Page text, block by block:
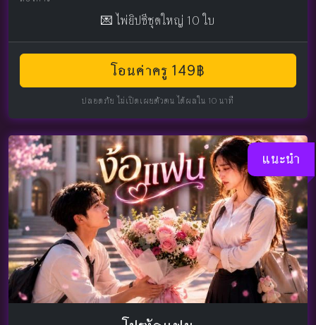
💌 ไพ่ยิปซีชุดใหญ่ 10 ใบ
โอนค่าครู 149฿
ปลอดภัย ไม่เปิดเผยตัวตน ได้ผลใน 10 นาที
แนะนำ